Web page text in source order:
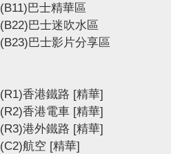
(B11)巴士精華區
(B22)巴士迷吹水區
(B23)巴士影片分享區
(R1)香港鐵路 [精華]
(R2)香港電車 [精華]
(R3)港外鐵路 [精華]
(C2)航空 [精華]